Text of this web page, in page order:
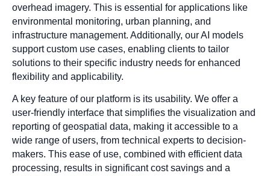
overhead imagery. This is essential for applications like
environmental monitoring, urban planning, and
infrastructure management. Additionally, our AI models
support custom use cases, enabling clients to tailor
solutions to their specific industry needs for enhanced
flexibility and applicability.
A key feature of our platform is its usability. We offer a
user-friendly interface that simplifies the visualization and
reporting of geospatial data, making it accessible to a
wide range of users, from technical experts to decision-
makers. This ease of use, combined with efficient data
processing, results in significant cost savings and a